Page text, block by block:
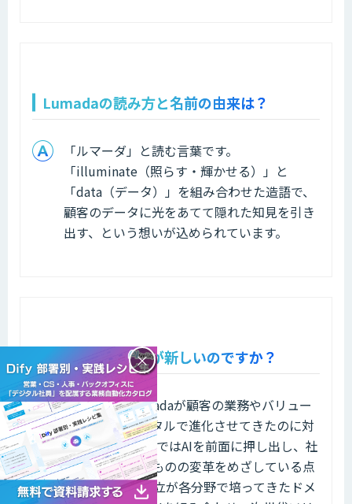
Lumadaの読み方と名前の由来は？
「ルマーダ」と読む言葉です。
「illuminate（照らす・輝かせる）」と
「data（データ）」を組み合わせた造語で、
顧客のデータに光をあてて隠れた知見を引き
出す、という想いが込められています。
Lumada 3.0は何が新しいのですか？
これまでのLumadaが顧客の業務やバリュー
チェーンをデジタルで進化させてきたのに対
し、Lumada 3.0ではAIを前面に押し出し、社
会インフラそのものの変革をめざしている点
が特徴です。 日立が各分野で培ってきたドメ
×